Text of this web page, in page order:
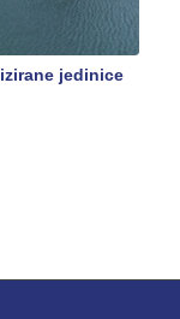
jedinice